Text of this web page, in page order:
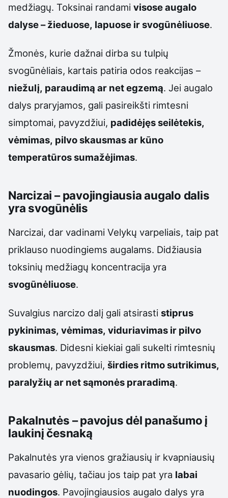
medžiagų. Toksinai randami visose augalo
dalyse – žieduose, lapuose ir svogūnėliuose.
Žmonės, kurie dažnai dirba su tulpių
svogūnėliais, kartais patiria odos reakcijas –
niežulį, paraudimą ar net egzemą. Jei augalo
dalys praryjamos, gali pasireikšti rimtesni
simptomai, pavyzdžiui, padidėjęs seilėtekis,
vėmimas, pilvo skausmas ar kūno
temperatūros sumažėjimas.
Narcizai – pavojingiausia augalo dalis
yra svogūnėlis
Narcizai, dar vadinami Velykų varpeliais, taip pat
priklauso nuodingiems augalams. Didžiausia
toksinių medžiagų koncentracija yra
svogūnėliuose.
Suvalgius narcizo dalį gali atsirasti stiprus
pykinimas, vėmimas, viduriavimas ir pilvo
skausmas. Didesni kiekiai gali sukelti rimtesnių
problemų, pavyzdžiui, širdies ritmo sutrikimus,
paralyžių ar net sąmonės praradimą.
Pakalnutės – pavojus dėl panašumo į
laukinį česnaką
Pakalnutės yra vienos gražiausių ir kvapniausių
pavasario gėlių, tačiau jos taip pat yra labai
nuodingos. Pavojingiausios augalo dalys yra